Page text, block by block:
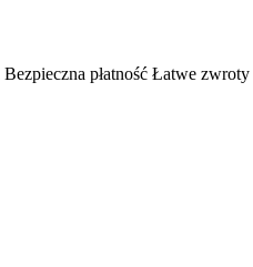
Bezpieczna płatność Łatwe zwroty